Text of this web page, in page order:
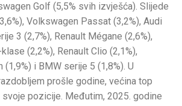
Golf (5,5% svih izvješća). Slijede
Volkswagen Passat (3,2%), Audi
3 (2,7%), Renault Mégane (2,6%),
(2,2%), Renault Clio (2,1%),
i BMW serije 5 (1,8%). U
prošle godine, većina top
pozicije. Međutim, 2025. godine